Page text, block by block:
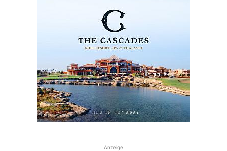
Anzeige